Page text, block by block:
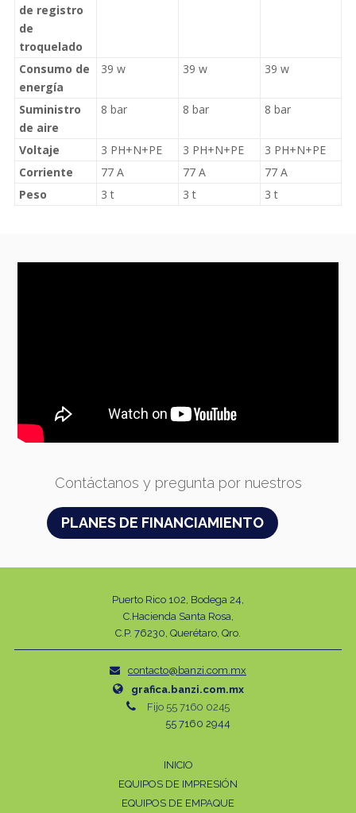
de registro
de
troquelado
Consumo de
energía
39 w 39 w 39 w
Suministro
de aire
8 bar 8 bar 8 bar
Voltaje 3 PH+N+PE 3 PH+N+PE
3 PH+N+PE
Corriente
77 A 77 A
77 A
Peso
3 t 3 t 3 t
Contáctanos y pregunta por nuestros
PLANES DE FINANCIAMIENTO
Puerto Rico 102, Bodega 24,
C.Hacienda Santa Rosa,
C.P. 76230, Querétaro, Qro.
contacto@banzi.com.mx
grafica.banzi.com.mx
Fijo 55 7160 0245
55 7160 2944
INICIO
EQUIPOS DE IMPRESIÓN
EQUIPOS DE EMPAQUE